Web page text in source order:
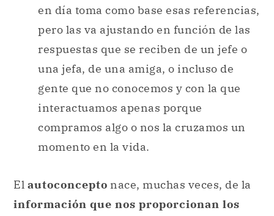
en día toma como base esas referencias,
pero las va ajustando en función de las
respuestas que se reciben de un jefe o
una jefa, de una amiga, o incluso de
gente que no conocemos y con la que
interactuamos apenas porque
compramos algo o nos la cruzamos un
momento en la vida.
El autoconcepto nace, muchas veces, de la
información que nos proporcionan los